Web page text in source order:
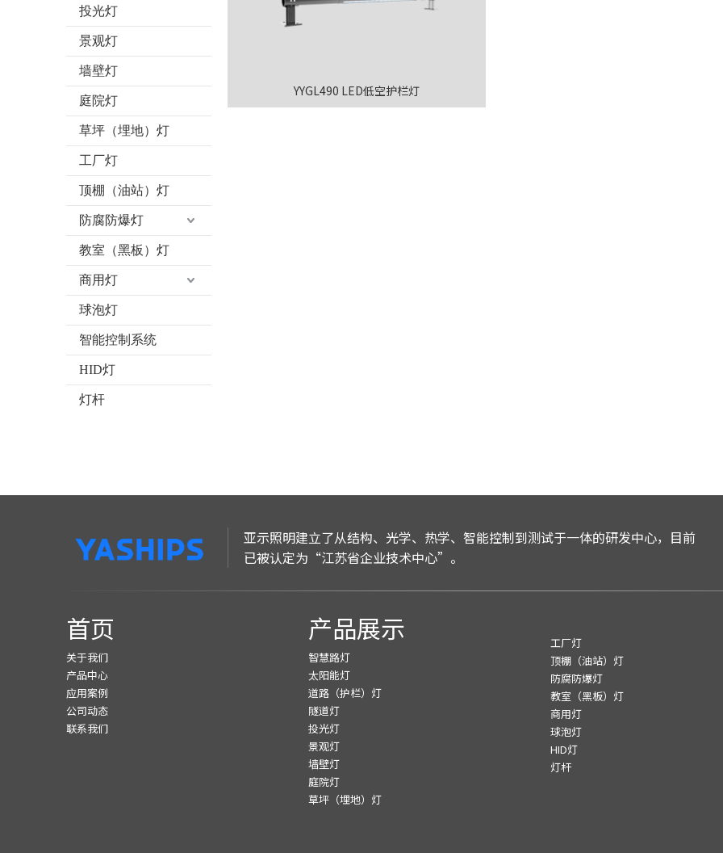
投光灯
景观灯
墙壁灯
庭院灯
草坪（埋地）灯
工厂灯
顶棚（油站）灯
防腐防爆灯
教室（黑板）灯
商用灯
球泡灯
智能控制系统
HID灯
灯杆
YYGL490 LED低空护栏灯
亚示照明建立了从结构、光学、热学、智能控制到测试于一体的研发中心，目前
已被认定为“江苏省企业技术中心”。
首页
关于我们
产品中心
应用案例
公司动态
联系我们
产品展示
智慧路灯
太阳能灯
道路（护栏）灯
隧道灯
投光灯
景观灯
墙壁灯
庭院灯
草坪（埋地）灯
工厂灯
顶棚（油站）灯
防腐防爆灯
教室（黑板）灯
商用灯
球泡灯
HID灯
灯杆